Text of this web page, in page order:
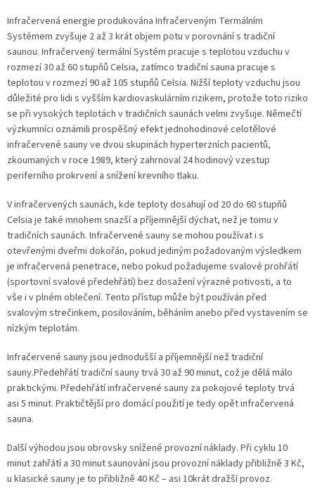
Infračervená energie produkována Infračerveným Termálním
Systémem zvyšuje 2 až 3 krát objem potu v porovnání s tradiční
saunou. Infračervený termální Systém pracuje s teplotou vzduchu v
rozmezí 30 až 60 stupňů Celsia, zatímco tradiční sauna pracuje s
teplotou v rozmezí 90 až 105 stupňů Celsia. Nižší teploty vzduchu jsou
důležité pro lidi s vyšším kardiovaskulárním rizikem, protože toto riziko
se při vysokých teplotách v tradičních saunách velmi zvyšuje. Němečtí
výzkumníci oznámili prospěšný efekt jednohodinové celotělové
infračervené sauny ve dvou skupinách hyperterzních pacientů,
zkoumaných v roce 1989, který zahrnoval 24 hodinový vzestup
periferního prokrvení a snížení krevního tlaku.
V infračervených saunách, kde teploty dosahují od 20 do 60 stupňů
Celsia je také mnohem snazší a příjemnější dýchat, než je tomu v
tradičních saunách. Infračervené sauny se mohou používat i s
otevřenými dveřmi dokořán, pokud jediným požadovaným výsledkem
je infračervená penetrace, nebo pokud požadujeme svalové prohřátí
(sportovní svalové předehřátí) bez dosažení výrazné potivosti, a to
vše i v plném oblečení. Tento přístup může být používán před
svalovým strečinkem, posilováním, běháním anebo před vystavením se
nízkým teplotám.
Infračervené sauny jsou jednodušší a příjemnější než tradiční
sauny.Předehřátí tradiční sauny trvá 30 až 90 minut, což je dělá málo
praktickými. Předehřátí infračervené sauny za pokojové teploty trvá
asi 5 minut. Praktičtější pro domácí použití je tedy opět infračervená
sauna.
Další výhodou jsou obrovsky snížené provozní náklady. Při cyklu 10
minut zahřátí a 30 minut saunování jsou provozní náklady přibližně 3 Kč,
u klasické sauny je to přibližně 40 Kč – asi 10krát dražší provoz.